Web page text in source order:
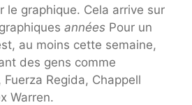
le graphique. Cela arrive sur
années Pour un
au moins cette semaine,
des gens comme
Fuerza Regida, Chappell
Warren.